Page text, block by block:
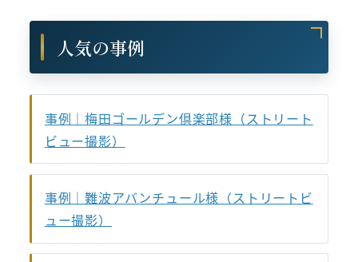
人気の事例
事例｜梅田ゴールデン倶楽部様（ストリート
ビュー撮影）
事例｜難波アバンチュール様（ストリートビ
ュー撮影）